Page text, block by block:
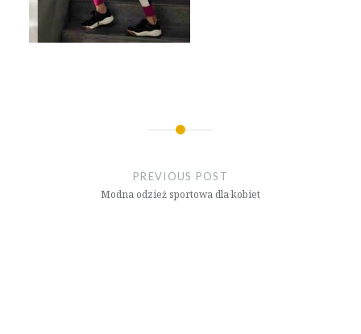
PREVIOUS POST
Modna odzież sportowa dla kobiet